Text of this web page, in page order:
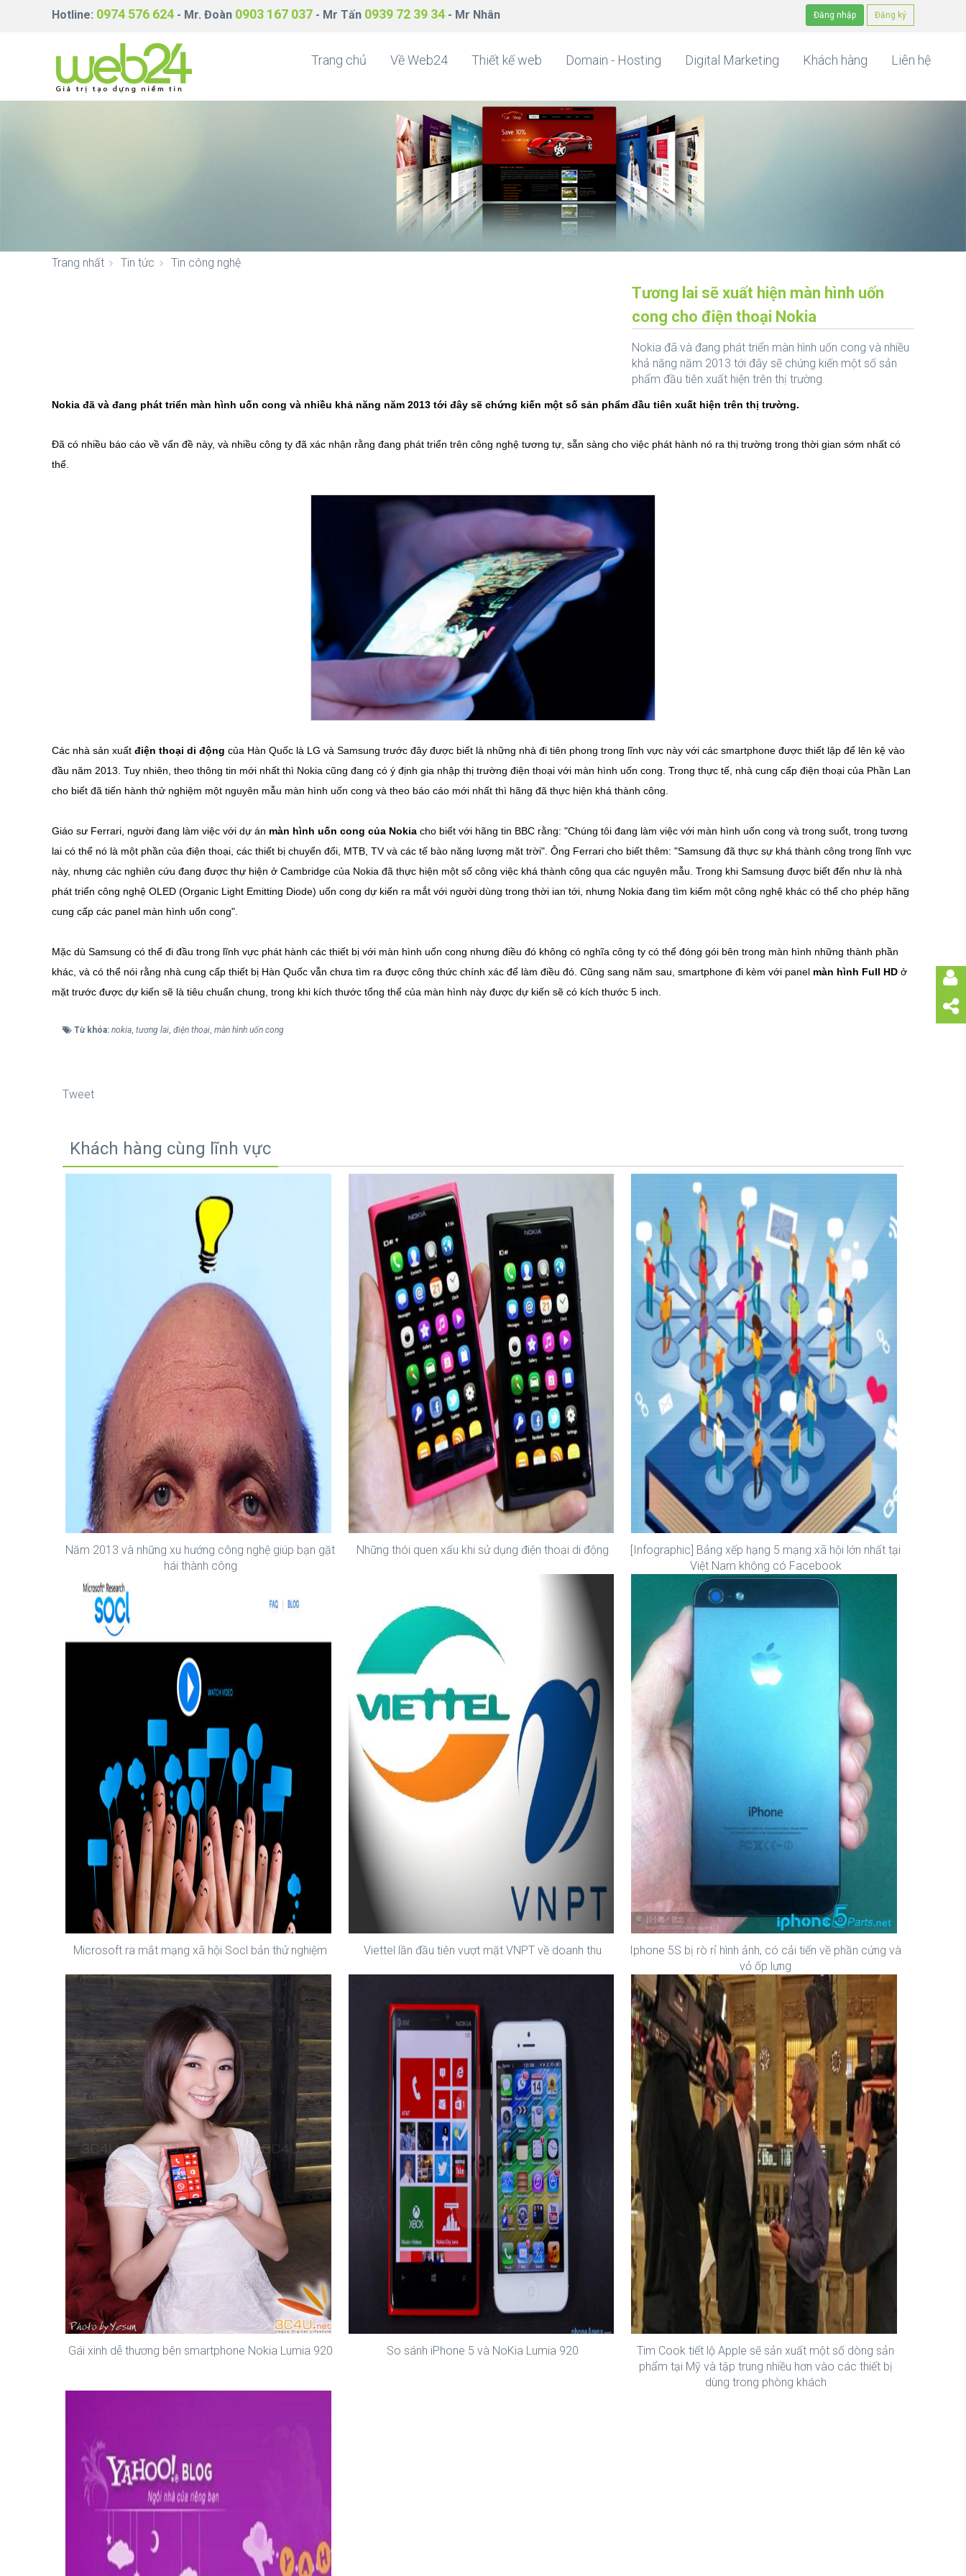
Trang chủ Về Web24 Thiết kế web Domain - Hosting Digital Marketing Khách hàng Liên hệ
Đăng nhập Đăng ký
Hotline: 0974 576 624 - Mr. Đoàn 0903 167 037 - Mr Tấn 0939 72 39 34 - Mr Nhân
Trang nhất Tin tức Tin công nghệ
Tương lai sẽ xuất hiện màn hình uốn
cong cho điện thoại Nokia
Nokia đã và đang phát triển màn hình uốn cong và nhiều
khả năng năm 2013 tới đây sẽ chứng kiến một số sản
phẩm đầu tiên xuất hiện trên thị trường.
Nokia đã và đang phát triển màn hình uốn cong và nhiều khả năng năm 2013 tới đây sẽ chứng kiến một số sản phẩm đầu tiên xuất hiện trên thị trường.
​Đã có nhiều báo cáo về vấn đề này, và nhiều công ty đã xác nhận rằng đang phát triển trên công nghệ tương tự, sẵn sàng cho việc phát hành nó ra thị trường trong thời gian sớm nhất có
thể.
Các nhà sản xuất điện thoại di động của Hàn Quốc là LG và Samsung trước đây được biết là những nhà đi tiên phong trong lĩnh vực này với các smartphone được thiết lập để lên kệ vào
đầu năm 2013. Tuy nhiên, theo thông tin mới nhất thì Nokia cũng đang có ý định gia nhập thị trường điện thoại với màn hình uốn cong. Trong thực tế, nhà cung cấp điện thoại của Phần Lan
cho biết đã tiến hành thử nghiệm một nguyên mẫu màn hình uốn cong và theo báo cáo mới nhất thì hãng đã thực hiện khá thành công.
Giáo sư Ferrari, người đang làm việc với dự án màn hình uốn cong của Nokia cho biết với hãng tin BBC rằng: "Chúng tôi đang làm việc với màn hình uốn cong và trong suốt, trong tương
lai có thể nó là một phần của điện thoại, các thiết bị chuyển đổi, MTB, TV và các tế bào năng lượng mặt trời". Ông Ferrari cho biết thêm: "Samsung đã thực sự khá thành công trong lĩnh vực
này, nhưng các nghiên cứu đang được thự hiện ở Cambridge của Nokia đã thực hiện một số công việc khá thành công qua các nguyên mẫu. Trong khi Samsung được biết đến như là nhà
phát triển công nghệ OLED (Organic Light Emitting Diode) uốn cong dự kiến ra mắt với người dùng trong thời ian tới, nhưng Nokia đang tìm kiếm một công nghệ khác có thể cho phép hãng
cung cấp các panel màn hình uốn cong".
Mặc dù Samsung có thể đi đầu trong lĩnh vực phát hành các thiết bị với màn hình uốn cong nhưng điều đó không có nghĩa công ty có thể đóng gói bên trong màn hình những thành phần
khác, và có thể nói rằng nhà cung cấp thiết bị Hàn Quốc vẫn chưa tìm ra được công thức chính xác để làm điều đó. Cũng sang năm sau, smartphone đi kèm với panel màn hình Full HD ở
mặt trước được dự kiến sẽ là tiêu chuẩn chung, trong khi kích thước tổng thể của màn hình này được dự kiến sẽ có kích thước 5 inch.
Từ khóa: nokia, tương lai, điện thoại, màn hình uốn cong
Tweet
Khách hàng cùng lĩnh vực
Năm 2013 và những xu hướng công nghệ giúp bạn gặt
hái thành công
Những thói quen xấu khi sử dụng điện thoại di động
[Infographic] Bảng xếp hạng 5 mạng xã hội lớn nhất tại
Việt Nam không có Facebook
Microsoft ra mắt mạng xã hội Socl bản thử nghiệm Viettel lần đầu tiên vượt mặt VNPT về doanh thu
Iphone 5S bị rò rỉ hình ảnh, có cải tiến về phần cứng và
vỏ ốp lưng
Gái xinh dễ thương bên smartphone Nokia Lumia 920 So sánh iPhone 5 và NoKia Lumia 920
Tim Cook tiết lộ Apple sẽ sản xuất một số dòng sản
phẩm tại Mỹ và tập trung nhiều hơn vào các thiết bị
dùng trong phòng khách